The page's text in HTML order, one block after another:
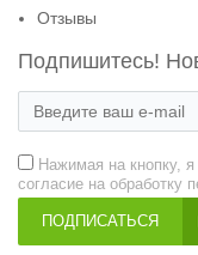
Отзывы
Подпишитесь!
Нажимая на кнопку,
согласие на обработку
ПОДПИСАТЬСЯ